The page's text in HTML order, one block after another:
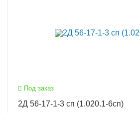
Под заказ
2Д 56-17-1-3 сп (1.020.1-6сп)